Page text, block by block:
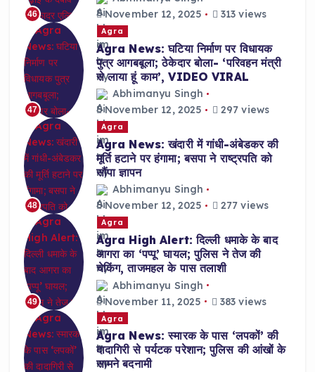
46
November 12, 2025
313 views
47
Agra
Agra News: घटिया निर्माण पर विधायक
पुत्र आगबबूला; ठेकेदार बोला- ‘परिवहन मंत्री
से लाया हूं काम’, VIDEO VIRAL
Abhimanyu Singh
November 12, 2025
297 views
48
Agra
Agra News: खंदारी में गांधी-अंबेडकर की
मूर्ति हटाने पर हंगामा; बसपा ने राष्ट्रपति को
सौंपा ज्ञापन
Abhimanyu Singh
November 12, 2025
277 views
49
Agra
Agra High Alert: दिल्ली धमाके के बाद
आगरा का ‘पप्पू’ घायल; पुलिस ने तेज की
चेकिंग, ताजमहल के पास तलाशी
Abhimanyu Singh
November 11, 2025
383 views
Agra
Agra News: स्मारक के पास ‘लपकों’ की
दादागिरी से पर्यटक परेशान; पुलिस की आंखों के
सामने बदनामी